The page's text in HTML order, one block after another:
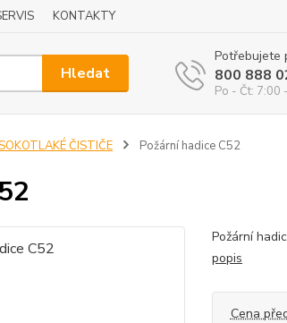
KONTAKTY
Hledat
Potřebujete
800 888
Po - Čt: 7:00
ČISTIČE Požární hadice C52
Požární
popis
Cena